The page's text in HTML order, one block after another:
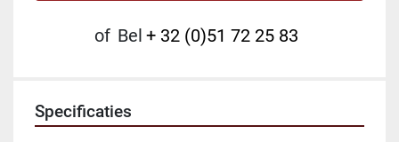
of Bel + 32 (0)51 72 25 83
Specificaties